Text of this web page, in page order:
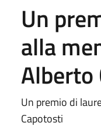
Un
alla
Alberto
Un premio di
Capotosti